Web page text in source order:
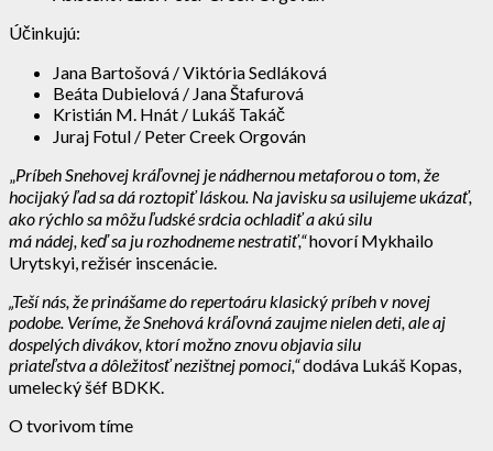
Účinkujú:
Jana Bartošová / Viktória Sedláková
Beáta Dubielová / Jana Štafurová
Kristián M. Hnát / Lukáš Takáč
Juraj Fotul / Peter Creek Orgován
Príbeh Snehovej kráľovnej je nádhernou metaforou o tom, že
hocijaký ľad sa dá roztopiť láskou. Na javisku sa usilujeme ukázať,
ako rýchlo sa môžu ľudské srdcia ochladiť a akú silu
má nádej, keď sa ju rozhodneme nestratiť,“hovorí Mykhailo
Urytskyi, režisér inscenácie.
„Teší nás, že prinášame do repertoáru klasický príbeh v novej
podobe. Veríme, že Snehová kráľovná zaujme nielen deti, ale aj
dospelých divákov, ktorí možno znovu objavia silu
priateľstva a dôležitosť nezištnej pomoci,“dodáva Lukáš Kopas,
umelecký šéf BDKK.
O tvorivom tíme